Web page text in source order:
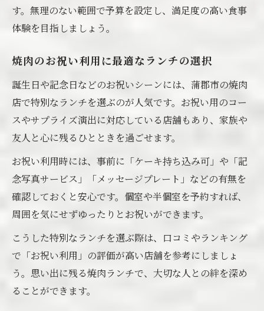
す。無理のない範囲で予算を設定し、満足度の高い食事
体験を目指しましょう。
焼肉のお祝い利用に最適なランチの選択
誕生日や記念日などのお祝いシーンには、蒲郡市の焼肉
店で特別なランチを選ぶのが人気です。お祝い用のコー
スやサプライズ演出に対応している店舗もあり、家族や
友人と心に残るひとときを過ごせます。
お祝い利用時には、事前に「ケーキ持ち込み可」や「記
念写真サービス」「メッセージプレート」などの有無を
確認しておくと安心です。個室や半個室を予約すれば、
周囲を気にせずゆったりとお祝いができます。
こうした特別なランチを選ぶ際は、口コミやランキング
で「お祝い利用」の評価が高い店舗を参考にしましょ
う。思い出に残る焼肉ランチで、大切な人との絆を深め
ることができます。